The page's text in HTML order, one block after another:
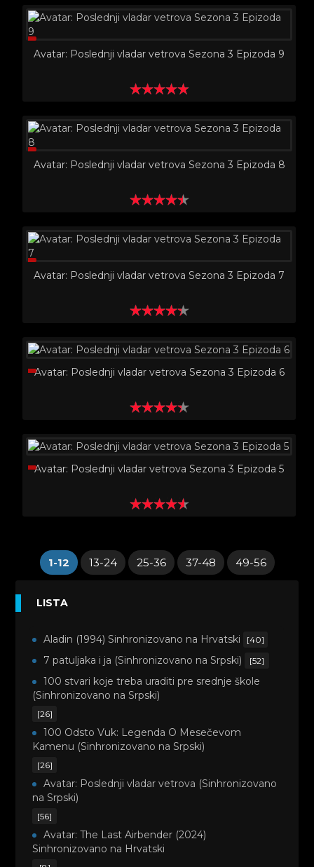
Avatar: Poslednji vladar vetrova Sezona 3 Epizoda 9
Avatar: Poslednji vladar vetrova Sezona 3 Epizoda 8
Avatar: Poslednji vladar vetrova Sezona 3 Epizoda 7
Avatar: Poslednji vladar vetrova Sezona 3 Epizoda 6
Avatar: Poslednji vladar vetrova Sezona 3 Epizoda 5
1-12 13-24 25-36 37-48 49-56
LISTA
Aladin (1994) Sinhronizovano na Hrvatski [40]
7 patuljaka i ja (Sinhronizovano na Srpski) [52]
100 stvari koje treba uraditi pre srednje škole
(Sinhronizovano na Srpski)
[26]
100 Odsto Vuk: Legenda O Mesečevom
Kamenu (Sinhronizovano na Srpski)
[26]
Avatar: Poslednji vladar vetrova (Sinhronizovano
na Srpski)
[56]
Avatar: The Last Airbender (2024)
Sinhronizovano na Hrvatski